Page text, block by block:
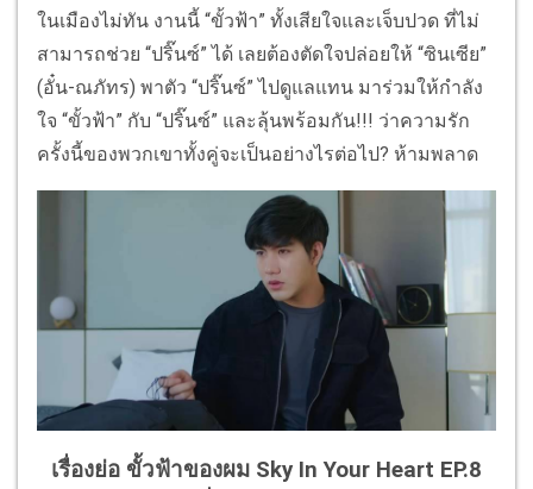
ในเมืองไม่ทัน งานนี้ “ขั้วฟ้า” ทั้งเสียใจและเจ็บปวด ที่ไม่
สามารถช่วย “ปริ๊นซ์” ได้ เลยต้องตัดใจปล่อยให้ “ซินเซีย”
(อั๋น-ณภัทร) พาตัว “ปริ๊นซ์” ไปดูแลแทน มาร่วมให้กำลัง
ใจ “ขั้วฟ้า” กับ “ปริ๊นซ์” และลุ้นพร้อมกัน!!! ว่าความรัก
ครั้งนี้ของพวกเขาทั้งคู่จะเป็นอย่างไรต่อไป? ห้ามพลาด
เรื่องย่อ ขั้วฟ้าของผม Sky In Your Heart EP.8